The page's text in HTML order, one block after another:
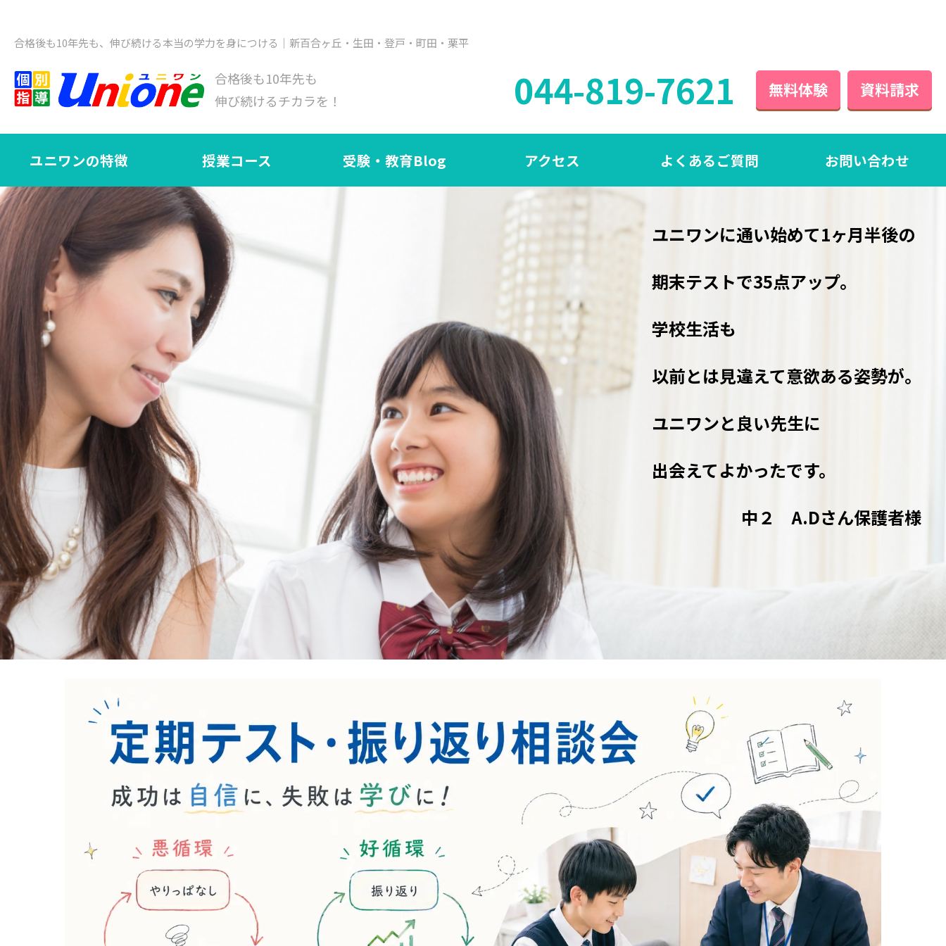
合格後も10年先も、伸び続ける本当の学力を身につける｜新百合ヶ丘・生田・登戸・町田・栗平
合格後も10年先も
伸び続けるチカラを！
044-819-7621 無料体験 資料請求
ユニワンの特徴 授業コース 受験・教育Blog アクセス よくあるご質問 お問い合わせ
ユニワンに通い始めて1ヶ月半後の
期末テストで35点アップ。
学校生活も
以前とは見違えて意欲ある姿勢が。
ユニワンと良い先生に
出会えてよかったです。
中２ A.Dさん保護者様